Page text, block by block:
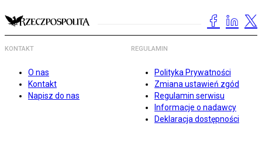
KONTAKT
O nas
Kontakt
Napisz do nas
REGULAMIN
Polityka Prywatności
Zmiana ustawień zgód
Regulamin serwisu
Informacje o nadawcy
Deklaracja dostępności